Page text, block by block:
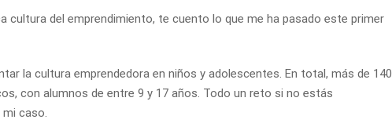
cultura del emprendimiento, te cuento lo que me ha pasado este primer
la cultura emprendedora en niños y adolescentes. En total, más de 140
con alumnos de entre 9 y 17 años. Todo un reto si no estás
caso.